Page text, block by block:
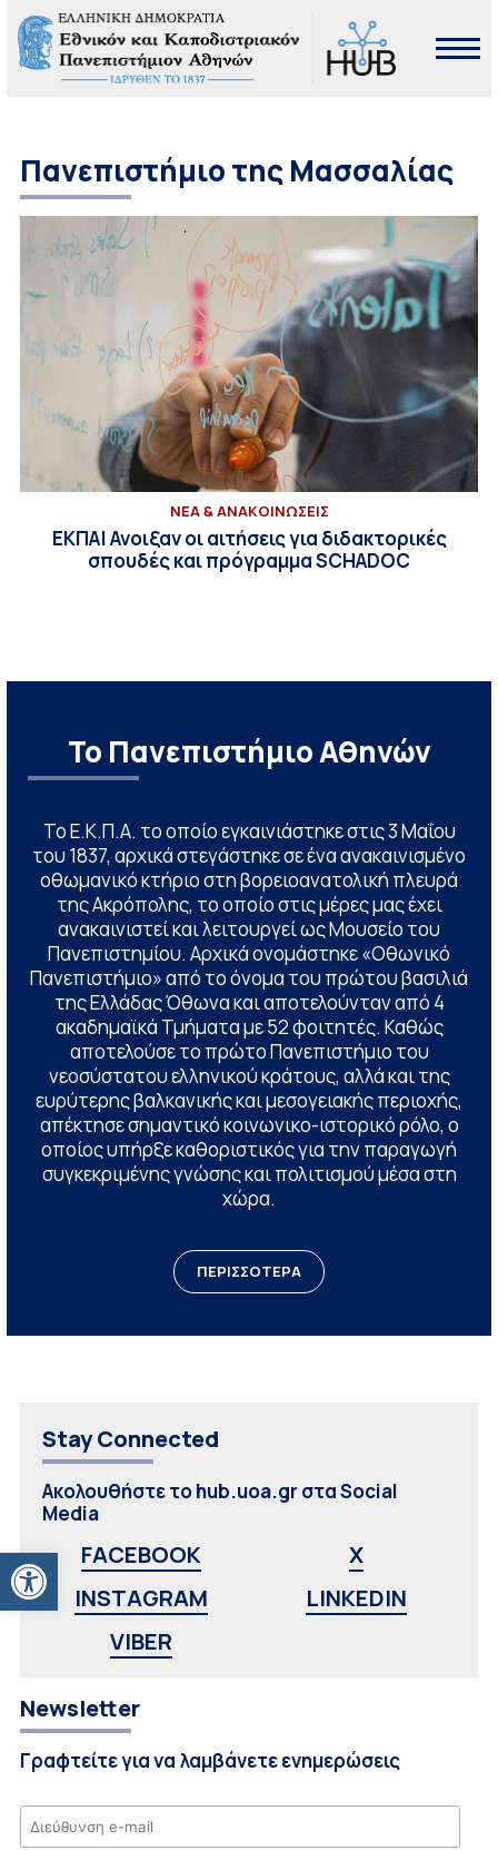
Ανοίξτε τη γραμμή εργαλείων
Πανεπιστήμιο της Μασσαλίας
ΝΕΑ & ΑΝΑΚΟΙΝΩΣΕΙΣ
ΕΚΠΑ| Ανοιξαν οι αιτήσεις για διδακτορικές
σπουδές και πρόγραμμα SCHADOC
Το Πανεπιστήμιο Αθηνών
Το Ε.Κ.Π.Α. το οποίο εγκαινιάστηκε στις 3 Μαΐου
του 1837, αρχικά στεγάστηκε σε ένα ανακαινισμένο
οθωμανικό κτήριο στη βορειοανατολική πλευρά
της Ακρόπολης, το οποίο στις μέρες μας έχει
ανακαινιστεί και λειτουργεί ως Μουσείο του
Πανεπιστημίου. Αρχικά ονομάστηκε «Οθωνικό
Πανεπιστήμιο» από το όνομα του πρώτου βασιλιά
της Ελλάδας Όθωνα και αποτελούνταν από 4
ακαδημαϊκά Τμήματα με 52 φοιτητές. Καθώς
αποτελούσε το πρώτο Πανεπιστήμιο του
νεοσύστατου ελληνικού κράτους, αλλά και της
ευρύτερης βαλκανικής και μεσογειακής περιοχής,
απέκτησε σημαντικό κοινωνικο-ιστορικό ρόλο, ο
οποίος υπήρξε καθοριστικός για την παραγωγή
συγκεκριμένης γνώσης και πολιτισμού μέσα στη
χώρα.
ΠΕΡΙΣΣΟΤΕΡΑ
Stay Connected
Ακολουθήστε το hub.uoa.gr στα Social
Media
FACEBOOK
X
INSTAGRAM
LINKEDIN
VIBER
Newsletter
Γραφτείτε για να λαμβάνετε ενημερώσεις